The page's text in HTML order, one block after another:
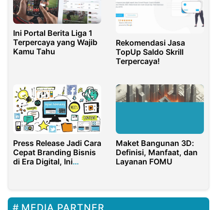
Ini Portal Berita Liga 1
Terpercaya yang Wajib
Kamu Tahu
Rekomendasi Jasa
TopUp Saldo Skrill
Terpercaya!
Press Release Jadi Cara
Cepat Branding Bisnis
di Era Digital, Ini
Maket Bangunan 3D:
Definisi, Manfaat, dan
Layanan FOMU